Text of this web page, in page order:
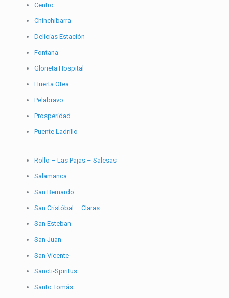
Centro
Chinchibarra
Delicias Estación
Fontana
Glorieta Hospital
Huerta Otea
Pelabravo
Prosperidad
Puente Ladrillo
Rollo – Las Pajas – Salesas
Salamanca
San Bernardo
San Cristóbal – Claras
San Esteban
San Juan
San Vicente
Sancti-Spiritus
Santo Tomás